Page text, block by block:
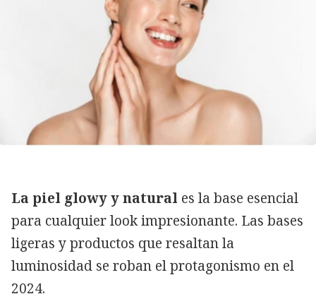
La piel glowy y natural es la base esencial
para cualquier look impresionante. Las bases
ligeras y productos que resaltan la
luminosidad se roban el protagonismo en el
2024.